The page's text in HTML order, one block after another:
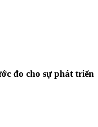
đo cho sự phát triển